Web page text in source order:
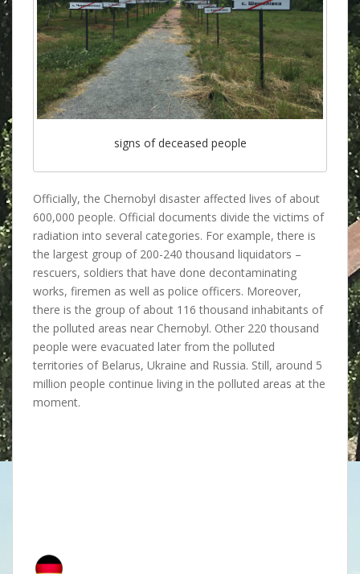
c
s
w
h
o
d
i
p
h
e
n
h
y
d
r
a
m
i
e
signs of deceased people
Officially, the Chernobyl disaster affected lives of about
600,000 people. Official documents divide the victims of
radiation into several categories. For example, there is
the largest group of 200-240 thousand liquidators –
rescuers, soldiers that have done decontaminating
works, firemen as well as police officers. Moreover,
there is the group of about 116 thousand inhabitants of
the polluted areas near Chernobyl. Other 220 thousand
people were evacuated later from the polluted
territories of Belarus, Ukraine and Russia. Still, around 5
million people continue living in the polluted areas at the
moment.